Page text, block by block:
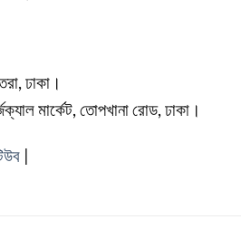
ঢাকা।
মার্কেট, তোপখানা রোড, ঢাকা।
|